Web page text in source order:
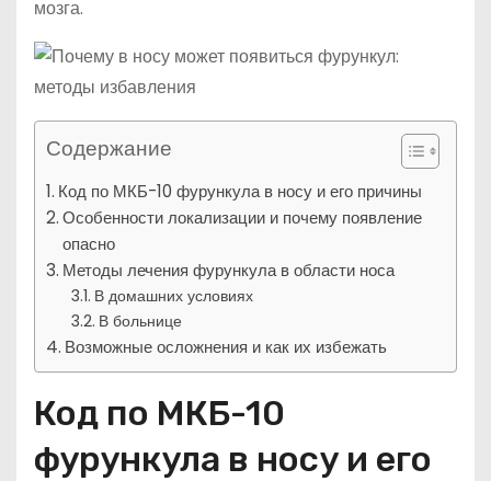
мозга.
Содержание
Код по МКБ-10 фурункула в носу и его причины
Особенности локализации и почему появление
опасно
Методы лечения фурункула в области носа
В домашних условиях
В больнице
Возможные осложнения и как их избежать
Код по МКБ-10
фурункула в носу и его